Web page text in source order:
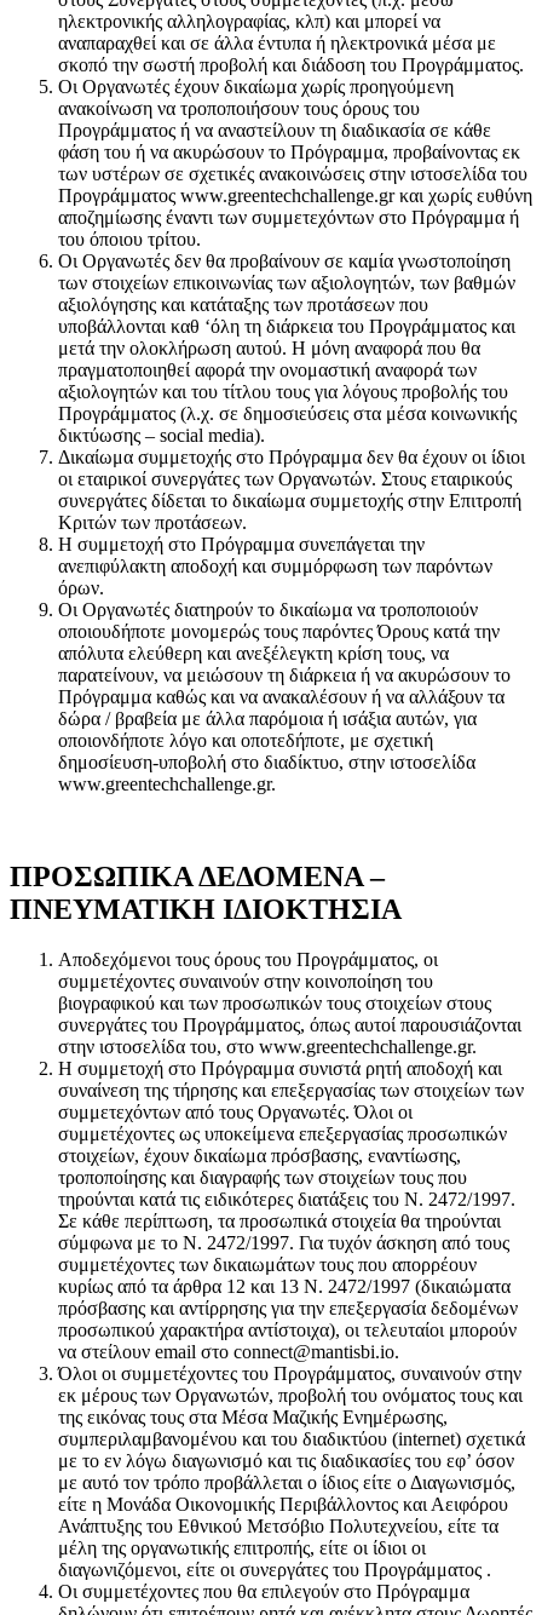
ηλεκτρονικής αλληλογραφίας, κλπ) και μπορεί να
αναπαραχθεί και σε άλλα έντυπα ή ηλεκτρονικά μέσα με
σκοπό την σωστή προβολή και διάδοση του Προγράμματος.
Οι Οργανωτές έχουν δικαίωμα χωρίς προηγούμενη
ανακοίνωση να τροποποιήσουν τους όρους του
Προγράμματος ή να αναστείλουν τη διαδικασία σε κάθε
φάση του ή να ακυρώσουν το Πρόγραμμα, προβαίνοντας εκ
των υστέρων σε σχετικές ανακοινώσεις στην ιστοσελίδα του
Προγράμματος www.greentechchallenge.grκαι χωρίς ευθύνη
αποζημίωσης έναντι των συμμετεχόντων στο Πρόγραμμα ή
του όποιου τρίτου.
Οι Οργανωτές δεν θα προβαίνουν σε καμία γνωστοποίηση
των στοιχείων επικοινωνίας των αξιολογητών, των βαθμών
αξιολόγησης και κατάταξης των προτάσεων που
υποβάλλονται καθ ‘όλη τη διάρκεια του Προγράμματος και
μετά την ολοκλήρωση αυτού. Η μόνη αναφορά που θα
πραγματοποιηθεί αφορά την ονομαστική αναφορά των
αξιολογητών και του τίτλου τους για λόγους προβολής του
Προγράμματος (λ.χ. σε δημοσιεύσεις στα μέσα κοινωνικής
δικτύωσης – social media).
Δικαίωμα συμμετοχής στο Πρόγραμμα δεν θα έχουν οι ίδιοι
οι εταιρικοί συνεργάτες των Οργανωτών. Στους εταιρικούς
συνεργάτες δίδεται το δικαίωμα συμμετοχής στην Επιτροπή
Κριτών των προτάσεων.
Η συμμετοχή στο Πρόγραμμα συνεπάγεται την
ανεπιφύλακτη αποδοχή και συμμόρφωση των παρόντων
όρων.
Οι Οργανωτές διατηρούν το δικαίωμα να τροποποιούν
οποιουδήποτε μονομερώς τους παρόντες Όρους κατά την
απόλυτα ελεύθερη και ανεξέλεγκτη κρίση τους, να
παρατείνουν, να μειώσουν τη διάρκεια ή να ακυρώσουν το
Πρόγραμμα καθώς και να ανακαλέσουν ή να αλλάξουν τα
δώρα / βραβεία με άλλα παρόμοια ή ισάξια αυτών, για
οποιονδήποτε λόγο και οποτεδήποτε, με σχετική
δημοσίευση-υποβολή στο διαδίκτυο, στην ιστοσελίδα
www.greentechchallenge.gr.
ΠΡΟΣΩΠΙΚΑ ΔΕΔΟΜΕΝΑ –
ΠΝΕΥΜΑΤΙΚΗ ΙΔΙΟΚΤΗΣΙΑ
Αποδεχόμενοι τους όρους του Προγράμματος, οι
συμμετέχοντες συναινούν στην κοινοποίηση του
βιογραφικού και των προσωπικών τους στοιχείων στους
συνεργάτες του Προγράμματος, όπως αυτοί παρουσιάζονται
στην ιστοσελίδα του, στο www.greentechchallenge.gr.
Η συμμετοχή στο Πρόγραμμα συνιστά ρητή αποδοχή και
συναίνεση της τήρησης και επεξεργασίας των στοιχείων των
συμμετεχόντων από τους Οργανωτές. Όλοι οι
συμμετέχοντες ως υποκείμενα επεξεργασίας προσωπικών
στοιχείων, έχουν δικαίωμα πρόσβασης, εναντίωσης,
τροποποίησης και διαγραφής των στοιχείων τους που
τηρούνται κατά τις ειδικότερες διατάξεις του Ν. 2472/1997.
Σε κάθε περίπτωση, τα προσωπικά στοιχεία θα τηρούνται
σύμφωνα με το Ν. 2472/1997. Για τυχόν άσκηση από τους
συμμετέχοντες των δικαιωμάτων τους που απορρέουν
κυρίως από τα άρθρα 12 και 13 Ν. 2472/1997 (δικαιώματα
πρόσβασης και αντίρρησης για την επεξεργασία δεδομένων
προσωπικού χαρακτήρα αντίστοιχα), οι τελευταίοι μπορούν
να στείλουν email στο connect@mantisbi.io.
Όλοι οι συμμετέχοντες του Προγράμματος, συναινούν στην
εκ μέρους των Οργανωτών, προβολή του ονόματος τους και
της εικόνας τους στα Μέσα Μαζικής Ενημέρωσης,
συμπεριλαμβανομένου και του διαδικτύου (internet) σχετικά
με το εν λόγω διαγωνισμό και τις διαδικασίες του εφ’ όσον
με αυτό τον τρόπο προβάλλεται ο ίδιος είτε ο Διαγωνισμός,
είτε η Μονάδα Οικονομικής Περιβάλλοντος και Αειφόρου
Ανάπτυξης του Εθνικού Μετσόβιο Πολυτεχνείου, είτε τα
μέλη της οργανωτικής επιτροπής, είτε οι ίδιοι οι
διαγωνιζόμενοι, είτε οι συνεργάτες του Προγράμματος .
Οι συμμετέχοντες που θα επιλεγούν στο Πρόγραμμα